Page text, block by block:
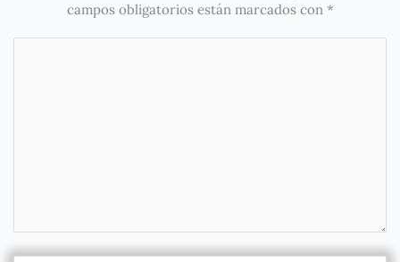
campos obligatorios están marcados con *